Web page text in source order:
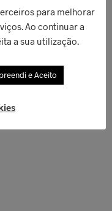
para melhorar
Ao continuar a
a sua utilização.
e Aceito